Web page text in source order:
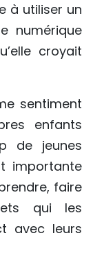
à utiliser un
numérique
croyait
sentiment
enfants
de jeunes
importante
faire
qui les
avec leurs